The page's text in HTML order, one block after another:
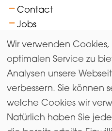
Contact
Jobs
Terms
Newsletter
Imprint & Data
Gender equality
Exhibitors Login
Wir verwenden
optimalen Service zu
Analysen unsere
verbessern. Sie können
welche Cookies wir
Natürlich haben Sie